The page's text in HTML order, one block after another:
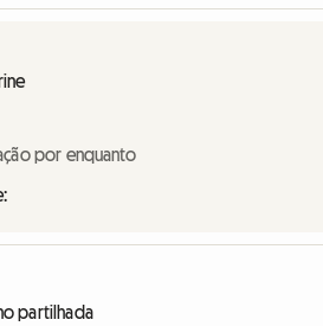
por enquanto
partilhada